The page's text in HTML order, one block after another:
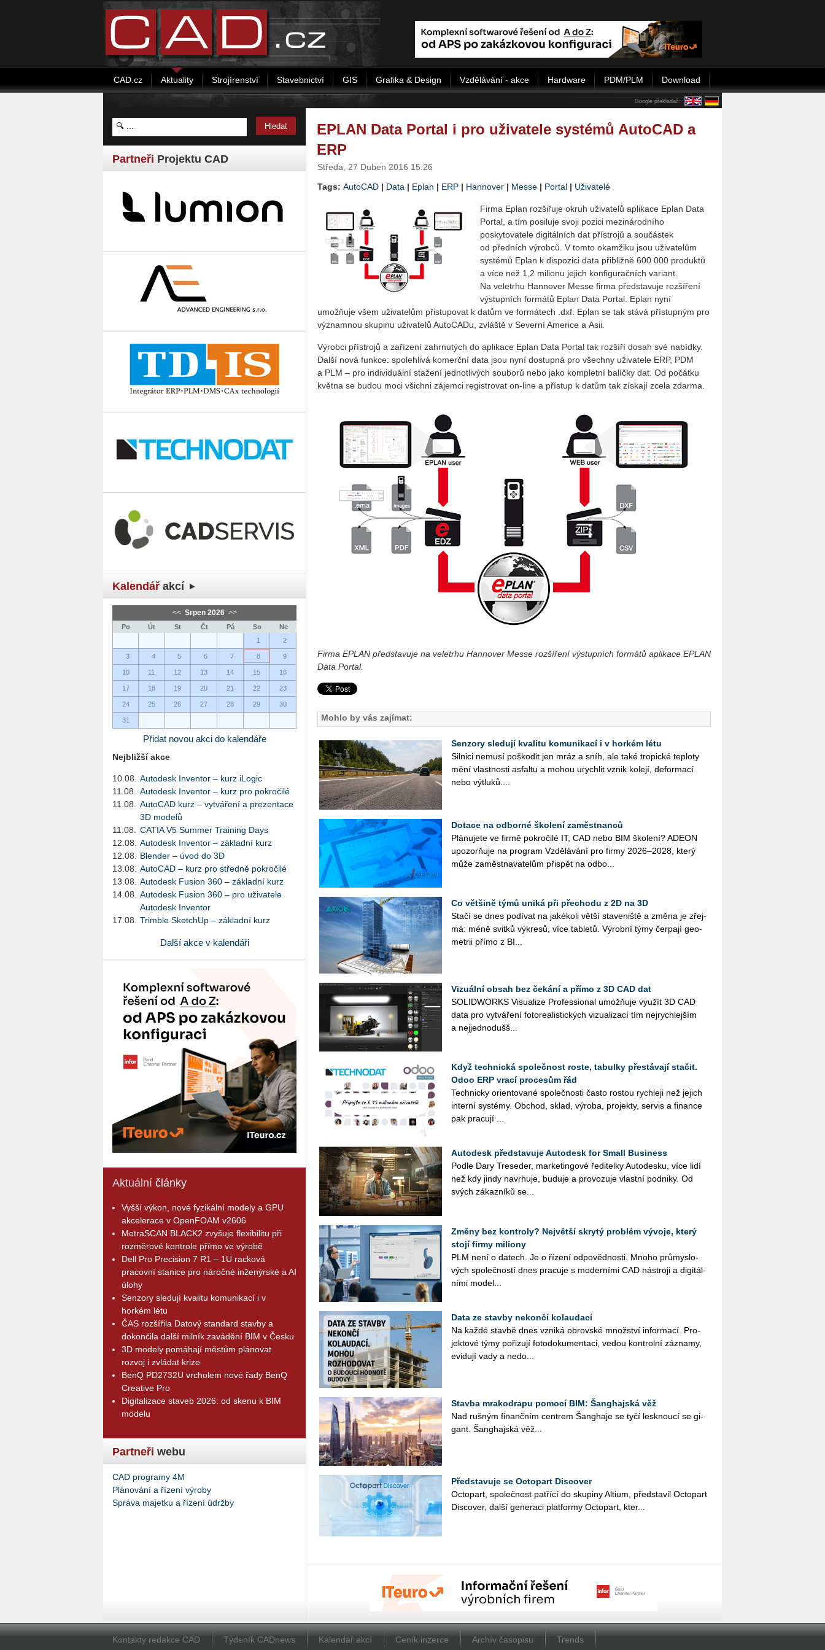
CAD.cz Aktuality Strojírenství Stavebnictví GIS Grafika & Design Vzdělávání - akce Hardware PDM/PLM Download
Google překladač:
Partneři Projektu CAD
Kalendář akcí
<< Srpen 2026 >>
Po Út St Čt Pá So
Ne
1
2
3 4 5 6 7 8 9
10 11 12 13 14 15 16
17 18 19 20 21 22 23
24 25 26 27 28 29 30
31
Přidat novou akci do kalendáře
Nejbližší akce
10.08.
Autodesk Inventor – kurz iLogic
11.08.
Autodesk Inventor – kurz pro pokročilé
11.08.
AutoCAD kurz – vytváření a prezentace
3D modelů
11.08.
CATIA V5 Summer Training Days
12.08.
Autodesk Inventor – základní kurz
12.08.
Blender – úvod do 3D
13.08.
AutoCAD – kurz pro středně pokročilé
13.08.
Autodesk Fusion 360 – základní kurz
14.08.
Autodesk Fusion 360 – pro uživatele
Autodesk Inventor
17.08.
Trimble SketchUp – základní kurz
Další akce v kalendáři
Aktuální články
Vyšší výkon, nové fyzikální modely a GPU
akcelerace v OpenFOAM v2606
MetraSCAN BLACK2 zvyšuje flexibilitu při
rozměrové kontrole přímo ve výrobě
Dell Pro Precision 7 R1 – 1U racková
pracovní stanice pro náročné inženýrské a AI
úlohy
Senzory sledují kvalitu komunikací i v
horkém létu
ČAS rozšířila Datový standard stavby a
dokončila další milník zavádění BIM v Česku
3D modely pomáhají městům plánovat
rozvoj i zvládat krize
BenQ PD2732U vrcholem nové řady BenQ
Creative Pro
Digitalizace staveb 2026: od skenu k BIM
modelu
Partneři webu
CAD programy 4M
Plánování a řízení výroby
Správa majetku a řízení údržby
EPLAN Data Portal i pro uživatele systémů AutoCAD a
ERP
Středa, 27 Duben 2016 15:26
Tags: AutoCAD | Data | Eplan | ERP | Hannover | Messe | Portal | Uživatelé
Firma Eplan rozšiřuje okruh uživatelů aplikace Eplan Data
Portal, a tím posiluje svoji pozici mezinárodního
poskytovatele digitálních dat přístrojů a součástek
od předních výrobců. V tomto okamžiku jsou uživatelům
systémů Eplan k dispozici data přibližně 600 000 produktů
a více než 1,2 milionu jejich konfiguračních variant.
Na veletrhu Hannover Messe firma představuje rozšíření
výstupních formátů Eplan Data Portal. Eplan nyní
umožňuje všem uživatelům přistupovat k datům ve formátech .dxf. Eplan se tak stává přístupným pro
významnou skupinu uživatelů AutoCADu, zvláště v Severní Americe a Asii.
Výrobci přístrojů a zařízení zahrnutých do aplikace Eplan Data Portal tak rozšíří dosah své nabídky.
Další nová funkce: spolehlivá komerční data jsou nyní dostupná pro všechny uživatele ERP, PDM
a PLM – pro individuální stažení jednotlivých souborů nebo jako kompletní balíčky dat. Od počátku
května se budou moci všichni zájemci registrovat on-line a přístup k datům tak získají zcela zdarma.
Firma EPLAN představuje na veletrhu Hannover Messe rozšíření výstupních formátů aplikace EPLAN
Data Portal.
Mohlo by vás zajímat:
Senzory sledují kvalitu komunikací i v horkém létu
Sil­ni­ci ne­mu­sí po­ško­dit jen mráz a sníh, ale také tro­pic­ké tep­lo­ty
mění vlast­nos­ti as­fal­tu a mohou urych­lit vznik ko­le­jí, de­for­ma­cí
nebo vý­tlu­ků....
Dotace na odborné školení zaměstnanců
Plá­nu­je­te ve firmě po­kro­či­lé IT, CAD nebo BIM ško­le­ní? ADEON
upo­zorňuje na pro­gram Vzdě­lá­vá­ní pro firmy 2026–2028, který
může za­měst­na­va­te­lům při­spět na od­bo...
Co většině týmů uniká při přechodu z 2D na 3D
Stačí se dnes po­dí­vat na ja­ké­ko­li větší sta­ve­niš­tě a změna je zřej­
má: méně svit­ků vý­kre­sů, více table­tů. Vý­rob­ní týmy čer­pa­jí ge­o­
me­t­rii přímo z BI...
Vizuální obsah bez čekání a přímo z 3D CAD dat
SO­LID­WORKS Vi­su­a­li­ze Pro­fes­si­o­nal umož­ňuje vy­u­žít 3D CAD
data pro vy­tvá­ře­ní fo­to­re­a­lis­tic­kých vi­zu­a­li­za­cí tím nej­rych­lej­ším
a nej­jed­no­duš­š...
Když technická společnost roste, tabulky přestávají stačit.
Odoo ERP vrací procesům řád
Tech­nic­ky ori­en­to­va­né spo­leč­nos­ti často ros­tou rych­le­ji než je­jich
in­ter­ní sys­témy. Ob­chod, sklad, vý­ro­ba, pro­jek­ty, ser­vis a fi­nan­ce
pak pra­cu­jí ...
Autodesk představuje Autodesk for Small Business
Podle Dary Tre­se­der, mar­ke­tingo­vé ře­di­tel­ky Au­to­de­s­ku, více lidí
než kdy jindy na­vr­hu­je, bu­du­je a pro­vo­zu­je vlast­ní pod­ni­ky. Od
svých zá­kaz­ní­ků se...
Změny bez kontroly? Největší skrytý problém vývoje, který
stojí firmy miliony
PLM není o datech. Je o řízení odpovědnosti. Mnoho prů­mys­lo­
vých spo­leč­nos­tí dnes pra­cu­je s mo­der­ní­mi CAD ná­stro­ji a di­gi­tál­
ní­mi mo­de­l...
Data ze stavby nekončí kolaudací
Na každé stav­bě dnes vzni­ká ob­rov­ské množ­ství in­for­ma­cí. Pro­
jek­to­vé týmy po­ři­zu­jí fo­to­do­ku­men­ta­ci, vedou kon­t­rol­ní zá­zna­my,
evi­du­jí vady a ne­do­...
Stavba mrakodrapu pomocí BIM: Šanghajská věž
Nad ruš­ným fi­nanč­ním cen­t­rem Šan­gha­je se tyčí lesk­nou­cí se gi­
gant. Šan­ghaj­ská věž...
Představuje se Octopart Discover
Oc­to­part, spo­leč­nost pa­t­ří­cí do sku­pi­ny Al­ti­um, před­sta­vil Oc­to­part
Dis­co­ver, další ge­ne­ra­ci plat­for­my Oc­to­part, kter...
Kontakty redakce CAD Týdeník CADnews Kalendář akcí Ceník inzerce Archív časopisu Trends